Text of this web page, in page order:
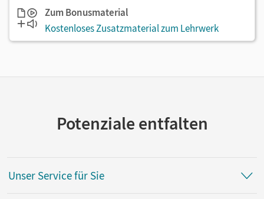
Zum Bonusmaterial
Kostenloses Zusatzmaterial zum Lehrwerk
Potenziale entfalten
Unser Service für Sie